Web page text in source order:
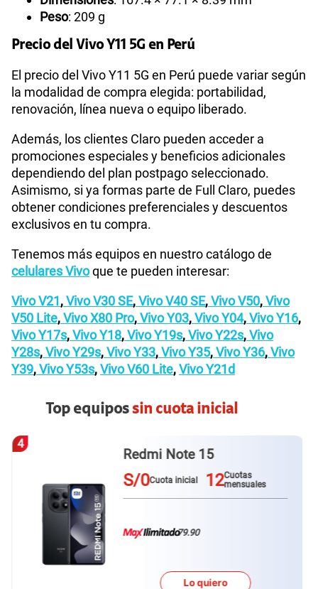
Peso: 209 g
Precio del Vivo Y11 5G en Perú
El precio del Vivo Y11 5G en Perú puede variar según
la modalidad de compra elegida: portabilidad,
renovación, línea nueva o equipo liberado.
Además, los clientes Claro pueden acceder a
promociones especiales y beneficios adicionales
dependiendo del plan postpago seleccionado.
Asimismo, si ya formas parte de Full Claro, puedes
obtener condiciones preferenciales y descuentos
exclusivos en tu compra.
Tenemos más equipos en nuestro catálogo de
celulares Vivoque te pueden interesar:
Vivo V21,Vivo V30 SE,Vivo V40 SE,Vivo V50,Vivo
V50 Lite,Vivo X80 Pro,Vivo Y03,Vivo Y04,Vivo Y16,
Vivo Y17s,Vivo Y18,Vivo Y19s,Vivo Y22s,Vivo
Y28s,Vivo Y29s,Vivo Y33,Vivo Y35,Vivo Y36,Vivo
Y39,Vivo Y53s,Vivo V60 Lite,Vivo Y21d
Top equipossin cuota inicial
4
Redmi Note 15
S/0Cuota inicial 12Cuotas
mensuales
79.90
Lo quiero